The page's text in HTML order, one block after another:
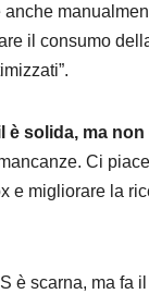
il consumo
è solida, ma
Ci
e migliorare la
è scarna, ma fa